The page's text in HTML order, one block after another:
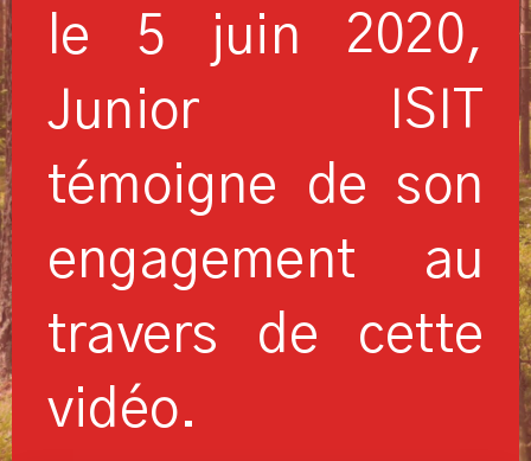
le 5 juin 2020,
Junior ISIT
témoigne de son
engagement au
travers de cette
vidéo.